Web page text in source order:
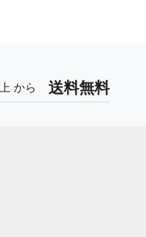
から 送料無料